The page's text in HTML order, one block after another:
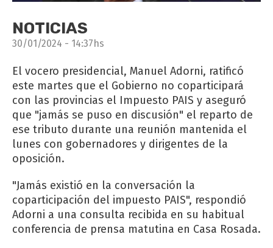
NOTICIAS
30/01/2024 - 14:37hs
El vocero presidencial, Manuel Adorni, ratificó
este martes que el Gobierno no coparticipará
con las provincias el Impuesto PAIS y aseguró
que "jamás se puso en discusión" el reparto de
ese tributo durante una reunión mantenida el
lunes con gobernadores y dirigentes de la
oposición.
"Jamás existió en la conversación la
coparticipación del impuesto PAIS", respondió
Adorni a una consulta recibida en su habitual
conferencia de prensa matutina en Casa Rosada.